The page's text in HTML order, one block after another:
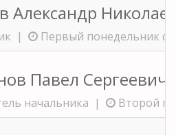
Александр
| Первый понедельник с
Павел Сергеевич
начальника | Второй